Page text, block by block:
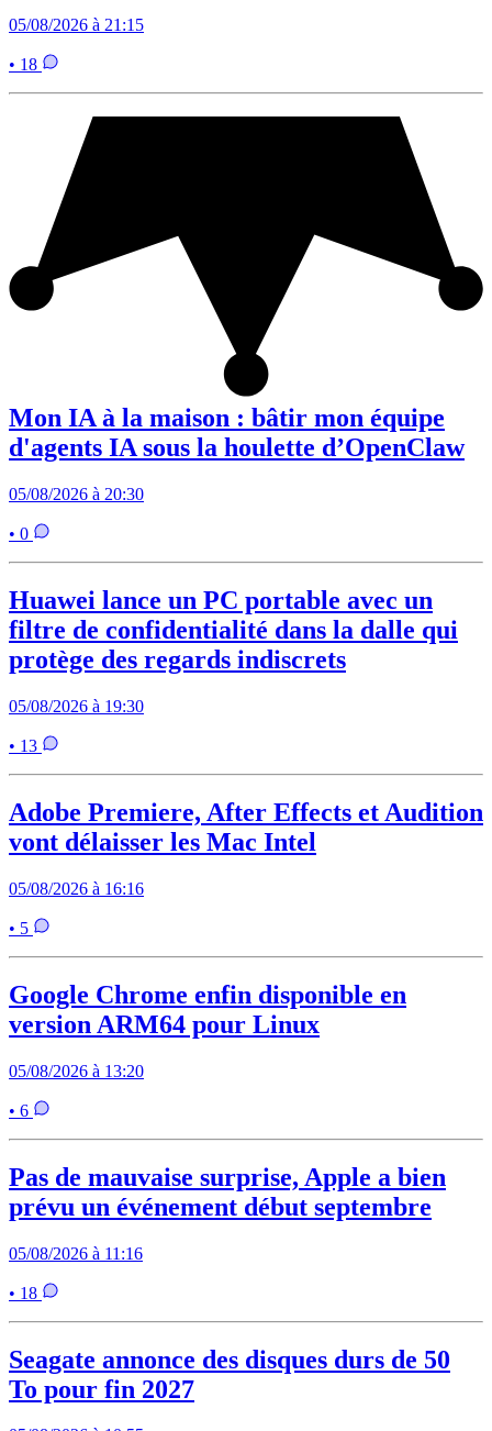
05/08/2026 à 21:15
• 18
Mon IA à la maison : bâtir mon équipe
d'agents IA sous la houlette d’OpenClaw
05/08/2026 à 20:30
• 0
Huawei lance un PC portable avec un
filtre de confidentialité dans la dalle qui
protège des regards indiscrets
05/08/2026 à 19:30
• 13
Adobe Premiere, After Effects et Audition
vont délaisser les Mac Intel
05/08/2026 à 16:16
• 5
Google Chrome enfin disponible en
version ARM64 pour Linux
05/08/2026 à 13:20
• 6
Pas de mauvaise surprise, Apple a bien
prévu un événement début septembre
05/08/2026 à 11:16
• 18
Seagate annonce des disques durs de 50
To pour fin 2027